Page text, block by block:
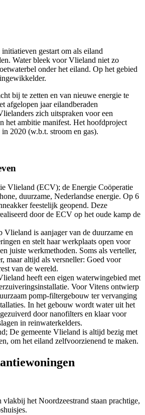
gestart om als eiland
Water bleek voor Vlieland niet zo
onder het eiland. Op het gebied
bij te zetten en van nieuwe energie te
afgelopen jaar eilandberaden
zich uitspraken voor een
het ambitie manifest. Het hoofdproject
2020 (w.b.t. stroom en gas).
Vlieland (ECV); de Energie Coöperatie
duurzame, Nederlandse energie. Op 6
feestelijk geopend. Deze
door de ECV op het oude kamp de
is aanjager van de duurzame en
en stelt haar werkplaats open voor
juiste werkmethoden. Soms als verteller,
maar altijd als versneller: Goed voor
van de wereld.
heeft een eigen waterwingebied met
Voor Vitens ontwierp
pomp-filtergebouw ter vervanging
In het gebouw wordt water uit het
door nanofilters en klaar voor
in reinwaterkelders.
De gemeente Vlieland is altijd bezig met
om het eiland zelfvoorzienend te maken.
vlakbij het Noordzeestrand staan prachtige,